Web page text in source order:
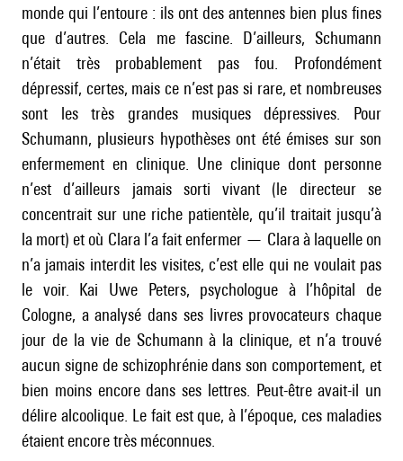
monde qui l’entoure : ils ont des antennes bien plus fines
que d’autres. Cela me fascine. D’ailleurs, Schumann
n’était très probablement pas fou. Profondément
dépressif, certes, mais ce n’est pas si rare, et nombreuses
sont les très grandes musiques dépressives. Pour
Schumann, plusieurs hypothèses ont été émises sur son
enfermement en clinique. Une clinique dont personne
n’est d’ailleurs jamais sorti vivant (le directeur se
concentrait sur une riche patientèle, qu’il traitait jusqu’à
la mort) et où Clara l’a fait enfermer — Clara à laquelle on
n’a jamais interdit les visites, c’est elle qui ne voulait pas
le voir. Kai Uwe Peters, psychologue à l’hôpital de
Cologne, a analysé dans ses livres provocateurs chaque
jour de la vie de Schumann à la clinique, et n’a trouvé
aucun signe de schizophrénie dans son comportement, et
bien moins encore dans ses lettres. Peut-être avait-il un
délire alcoolique. Le fait est que, à l’époque, ces maladies
étaient encore très méconnues.